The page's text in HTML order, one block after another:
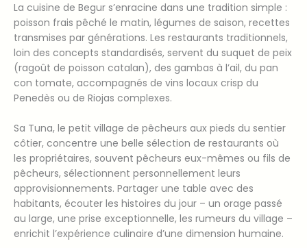
La cuisine de Begur s’enracine dans une tradition simple :
poisson frais pêché le matin, légumes de saison, recettes
transmises par générations. Les restaurants traditionnels,
loin des concepts standardisés, servent du suquet de peix
(ragoût de poisson catalan), des gambas à l’ail, du pan
con tomate, accompagnés de vins locaux crisp du
Penedès ou de Riojas complexes.
Sa Tuna, le petit village de pêcheurs aux pieds du sentier
côtier, concentre une belle sélection de restaurants où
les propriétaires, souvent pêcheurs eux-mêmes ou fils de
pêcheurs, sélectionnent personnellement leurs
approvisionnements. Partager une table avec des
habitants, écouter les histoires du jour – un orage passé
au large, une prise exceptionnelle, les rumeurs du village –
enrichit l’expérience culinaire d’une dimension humaine.